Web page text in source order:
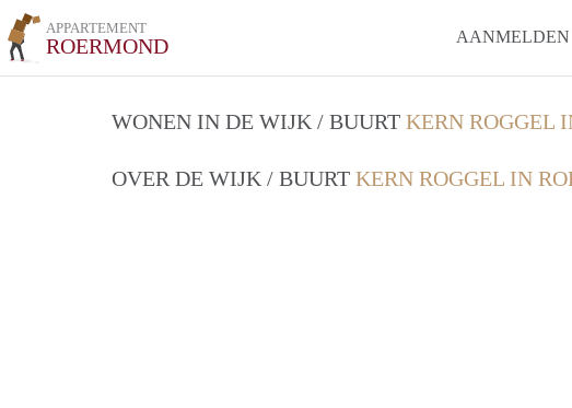
APPARTEMENT
ROERMOND AANMELDEN
WONEN IN DE WIJK / BUURT KERN ROGGEL
OVER DE WIJK / BUURT KERN ROGGEL IN